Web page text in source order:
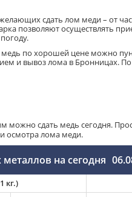
сдать лом меди – от
позволяют осуществлять
по хорошей цене можно
и вывоз лома в Бронницах.
сдать медь сегодня.
осмотра лома меди.
на сегодня
кг.)